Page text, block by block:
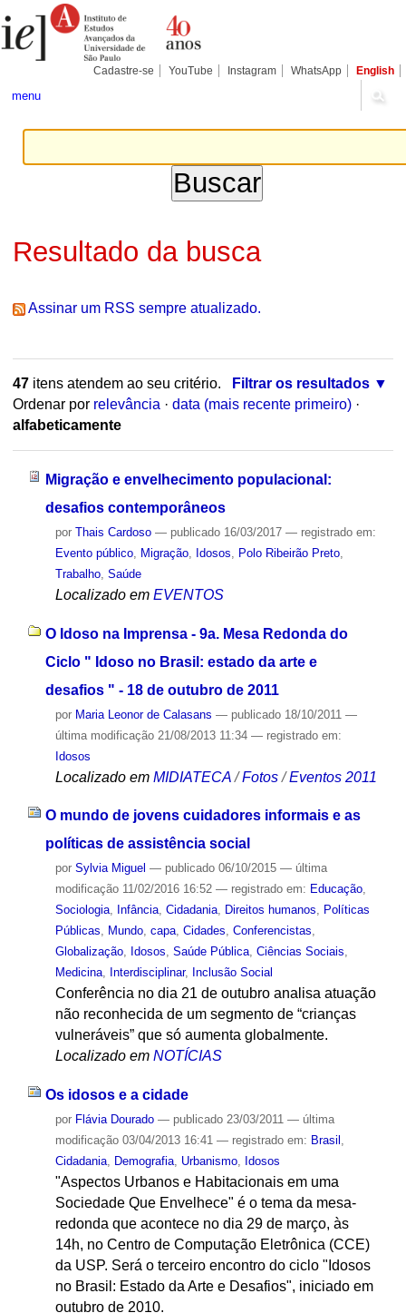
para
conteúdo.
Pessoais
Cadastre-se YouTube Instagram WhatsApp English
menu
Resultado da busca
Assinar um RSS sempre atualizado.
47itens atendem ao seu critério.
Filtrar os resultados
Ordenar por relevância · data (mais recente primeiro) ·
alfabeticamente
Migração e envelhecimento populacional:
desafios contemporâneos
por Thais Cardoso — publicado16/03/2017 — registrado em:
Evento público, Migração, Idosos Polo Ribeirão Preto,
Trabalho, Saúde
Localizado em EVENTOS
O Idoso na Imprensa - 9a. Mesa Redonda do
Ciclo " Idoso no Brasil: estado da arte e
desafios " - 18 de outubro de 2011
por Maria Leonor de Calasans — publicado18/10/2011 —
última modificação21/08/2013 11:34 — registrado em:
Idosos
Localizado em MIDIATECA /Fotos /Eventos 2011
O mundo de jovens cuidadores informais e as
políticas de assistência social
por Sylvia Miguel — publicado06/10/2015 — última
modificação11/02/2016 16:52 — registrado em: Educação,
Sociologia, Infância, Cidadania, Direitos humanos, Políticas
Públicas, Mundo, capa, Cidades, Conferencistas,
Globalização, Idosos, Saúde Pública, Ciências Sociais,
Medicina, Interdisciplinar, Inclusão Social
Conferência no dia 21 de outubro analisa atuação
não reconhecida de um segmento de “crianças
vulneráveis” que só aumenta globalmente.
Localizado em NOTÍCIAS
Os idosos e a cidade
por Flávia Dourado — publicado23/03/2011 — última
modificação03/04/2013 16:41 — registrado em: Brasil ,
Cidadania, Demografia, Urbanismo, Idosos
"Aspectos Urbanos e Habitacionais em uma
Sociedade Que Envelhece" é o tema da mesa-
redonda que acontece no dia 29 de março, às
14h, no Centro de Computação Eletrônica (CCE)
da USP. Será o terceiro encontro do ciclo "Idosos
no Brasil: Estado da Arte e Desafios", iniciado em
outubro de 2010.